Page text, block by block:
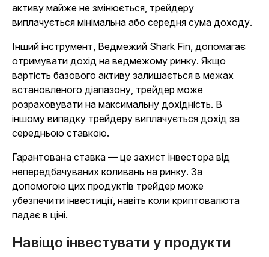
активу майже не змінюється, трейдеру
виплачується мінімальна або середня сума доходу.
Інший інструмент, Ведмежий Shark Fin, допомагає
отримувати дохід на ведмежому ринку. Якщо
вартість базового активу залишається в межах
встановленого діапазону, трейдер може
розраховувати на максимальну дохідність. В
іншому випадку трейдеру виплачується дохід за
середньою ставкою.
Гарантована ставка — це захист інвестора від
непередбачуваних коливань на ринку. За
допомогою цих продуктів трейдер може
убезпечити інвестиції, навіть коли криптовалюта
падає в ціні.
Навіщо інвестувати у продукти